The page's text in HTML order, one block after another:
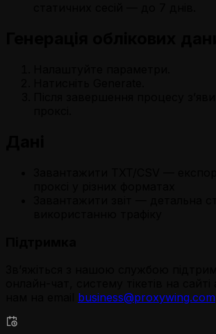
business@proxywing.com